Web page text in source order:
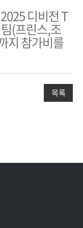
디비전 T
(프린스,조
지 참가비를
목록